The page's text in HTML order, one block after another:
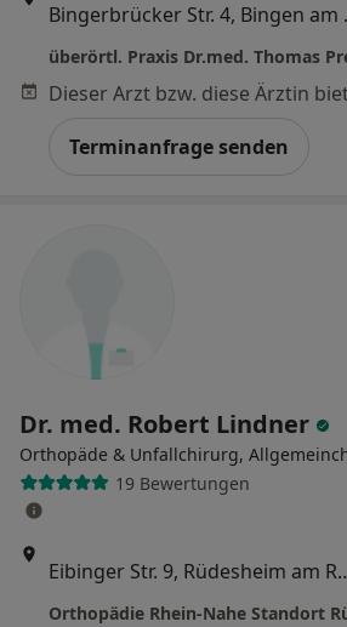
Terminanfrage senden
Dr. med. Robert Lindner
Orthopäde & Unfallchirurg,
19 Bewertungen
Eibinger Str.
Orthopädie Rhein-Nahe Standort